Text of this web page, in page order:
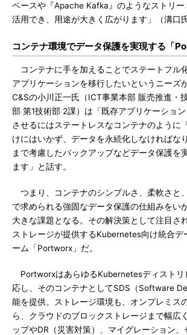
ベースや『Apache Kafka』のようなストリー
活用でき、用途が大きく広がります」（溝口氏
コンテナ環境でデータ保護を実現する「
コンテナに手を加えることでステートフル
アプリケーションを移行したいというニーズ
C&Sの小川正一氏（ICT事業本部 販売推進・
部 第1技術部 2課）は「既存アプリケーショ
させるにはステートレスなコンテナのように
けにはいかず、データを永続化しなければな
まで考慮したバックアップなどデータ保護を
ます」と話す。
つまり、コンテナのシンプルさ、柔軟さと
で求められる強固なデータ保護の仕組みをい
大きな課題となる。その解決策として注目さ
ストレージが提供するKubernetes向け統合デ
ーム「Portworx」だ。
PortworxはあらゆるKubernetesディストリ
応し、そのコンテナとしてSDS（Software
能を提供。ストレージ環境も、オンプレミス
ら、クラウドのブロックストレージまで幅広
ップやDR（災害対策）、マイグレーション